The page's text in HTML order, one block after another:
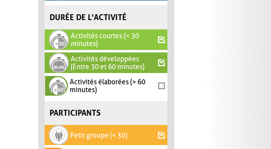
DURÉE DE L'ACTIVITÉ
Activités courtes (< 30
minutes)
Activités développées
(Entre 30 et 60 minutes)
Activités élaborées (> 60
minutes)
PARTICIPANTS
Petit groupe (< 30)